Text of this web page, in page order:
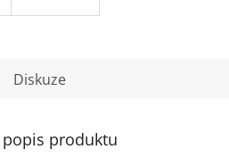
Diskuze
produktu